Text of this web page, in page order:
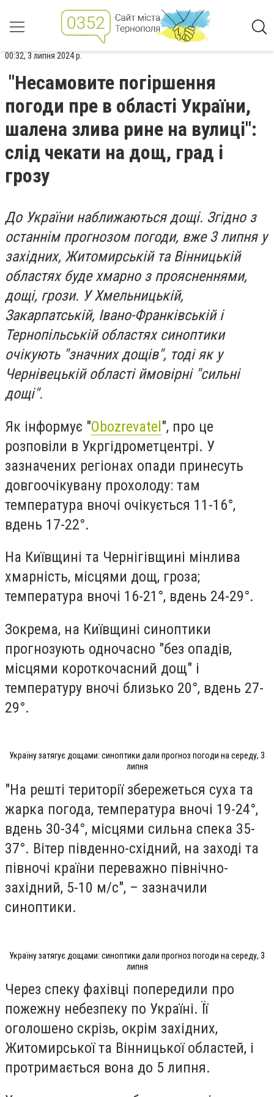
00:32, 3 липня 2024 р.
"Несамовите погіршення
погоди пре в області України,
шалена злива рине на вулиці":
слід чекати на дощ, град і
грозу
До України наближаються дощі. Згідно з
останнім прогнозом погоди, вже 3 липня у
західних, Житомирській та Вінницькій
областях буде хмарно з проясненнями,
дощі, грози. У Хмельницькій,
Закарпатській, Івано-Франківській і
Тернопільській областях синоптики
очікують "значних дощів", тоді як у
Чернівецькій області ймовірні "сильні
дощі".
Як інформує "Obozrevatel", про це
розповіли в Укргідрометцентрі. У
зазначених регіонах опади принесуть
довгоочікувану прохолоду: там
температура вночі очікується 11-16°,
вдень 17-22°.
На Київщині та Чернігівщині мінлива
хмарність, місцями дощ, гроза;
температура вночі 16-21°, вдень 24-29°.
Зокрема, на Київщині синоптики
прогнозують одночасно "без опадів,
місцями короткочасний дощ" і
температуру вночі близько 20°, вдень 27-
29°.
Україну затягує дощами: синоптики дали прогноз погоди на середу, 3
липня
"На решті території збережеться суха та
жарка погода, температура вночі 19-24°,
вдень 30-34°, місцями сильна спека 35-
37°. Вітер південно-східний, на заході та
півночі країни переважно північно-
західний, 5-10 м/с", – зазначили
синоптики.
Україну затягує дощами: синоптики дали прогноз погоди на середу, 3
липня
Через спеку фахівці попередили про
пожежну небезпеку по Україні. Її
оголошено скрізь, окрім західних,
Житомирської та Вінницької областей, і
протримається вона до 5 липня.